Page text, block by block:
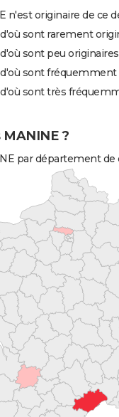
n'est originaire de ce
sont rarement
sont peu
sont fréquemment
sont très
?
par département de